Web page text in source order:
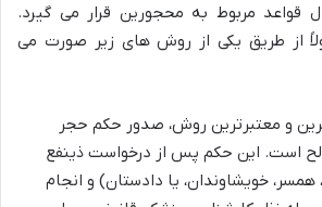
قواعد مربوط به محجورین قرار می گیرد.
از طریق یکی از روش های زیر صورت می
و معتبرترین روش، صدور حکم حجر
است. این حکم پس از درخواست ذینفع
همسر، خویشاوندان، یا دادستان) و انجام